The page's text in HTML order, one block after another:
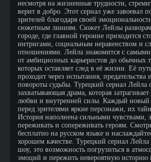
несмотря на жизненные трудности,
верит в добро. Этот сериал уже завоевал
зрителей благодаря своей
сюжетным линиям. Сюжет Лейлы
городе, где главной героине приходится
интригами, социальным неравенством и
отношениями. Лейла знакомится с
от амбициозных карьеристов до обычных
которых оставляет след в её жизни. Её
проходит через испытания,
повороты судьбы. Турецкий сериал
захватывающая драма, которая
любви и внутренней силы. Каждый новый
перед зрителями яркие персонажи, их
История наполнена сильными чувствами,
переживать и сопереживать героям.
бесплатно на русском языке и
хорошем качестве. Турецкий сериал
шоу, это возможность погрузиться в
эмоций и пережить невероятную историю